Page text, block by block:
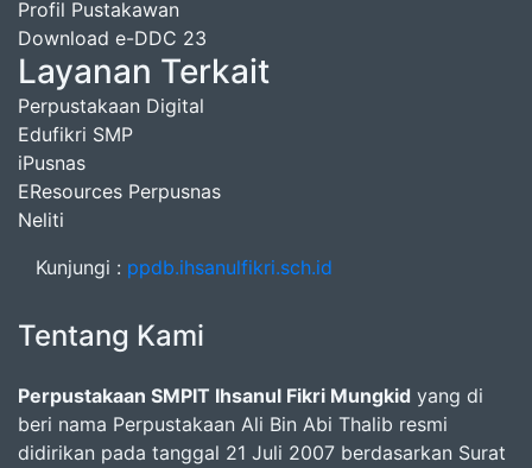
Profil Pustakawan
Download e-DDC 23
Layanan Terkait
Perpustakaan Digital
Edufikri SMP
iPusnas
EResources Perpusnas
Neliti
Kunjungi : ppdb.ihsanulfikri.sch.id
Tentang Kami
Perpustakaan SMPIT Ihsanul Fikri Mungkid yang di
beri nama Perpustakaan Ali Bin Abi Thalib resmi
didirikan pada tanggal 21 Juli 2007 berdasarkan Surat